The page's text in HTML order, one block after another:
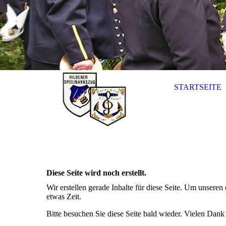
STARTSEITE
Diese Seite wird noch erstellt.
Wir erstellen gerade Inhalte für diese Seite. Um
etwas Zeit.
Bitte besuchen Sie diese Seite bald wieder. Vielen